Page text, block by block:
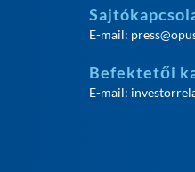
E-mail:
Befektetői
E-mail: